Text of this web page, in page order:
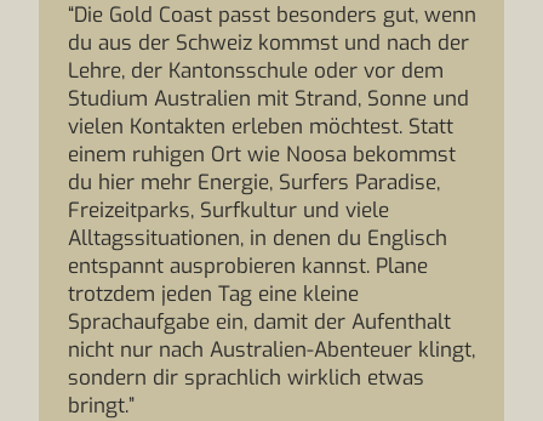
“Die Gold Coast passt besonders gut, wenn
du aus der Schweiz kommst und nach der
Lehre, der Kantonsschule oder vor dem
Studium Australien mit Strand, Sonne und
vielen Kontakten erleben möchtest. Statt
einem ruhigen Ort wie Noosa bekommst
du hier mehr Energie, Surfers Paradise,
Freizeitparks, Surfkultur und viele
Alltagssituationen, in denen du Englisch
entspannt ausprobieren kannst. Plane
trotzdem jeden Tag eine kleine
Sprachaufgabe ein, damit der Aufenthalt
nicht nur nach Australien-Abenteuer klingt,
sondern dir sprachlich wirklich etwas
bringt.”